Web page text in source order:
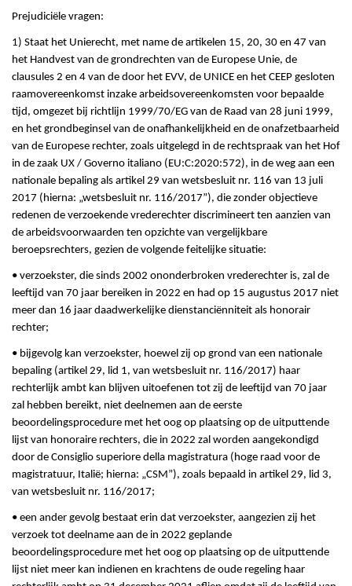
Prejudiciële vragen:
1) Staat het Unierecht, met name de artikelen 15, 20, 30 en 47 van
het Handvest van de grondrechten van de Europese Unie, de
clausules 2 en 4 van de door het EVV, de UNICE en het CEEP gesloten
raamovereenkomst inzake arbeidsovereenkomsten voor bepaalde
tijd, omgezet bij richtlijn 1999/70/EG van de Raad van 28 juni 1999,
en het grondbeginsel van de onafhankelijkheid en de onafzetbaarheid
van de Europese rechter, zoals uitgelegd in de rechtspraak van het Hof
in de zaak UX / Governo italiano (EU:C:2020:572), in de weg aan een
nationale bepaling als artikel 29 van wetsbesluit nr. 116 van 13 juli
2017 (hierna: „wetsbesluit nr. 116/2017”), die zonder objectieve
redenen de verzoekende vrederechter discrimineert ten aanzien van
de arbeidsvoorwaarden ten opzichte van vergelijkbare
beroepsrechters, gezien de volgende feitelijke situatie:
• verzoekster, die sinds 2002 ononderbroken vrederechter is, zal de
leeftijd van 70 jaar bereiken in 2022 en had op 15 augustus 2017 niet
meer dan 16 jaar daadwerkelijke dienstanciënniteit als honorair
rechter;
• bijgevolg kan verzoekster, hoewel zij op grond van een nationale
bepaling (artikel 29, lid 1, van wetsbesluit nr. 116/2017) haar
rechterlijk ambt kan blijven uitoefenen tot zij de leeftijd van 70 jaar
zal hebben bereikt, niet deelnemen aan de eerste
beoordelingsprocedure met het oog op plaatsing op de uitputtende
lijst van honoraire rechters, die in 2022 zal worden aangekondigd
door de Consiglio superiore della magistratura (hoge raad voor de
magistratuur, Italië; hierna: „CSM”), zoals bepaald in artikel 29, lid 3,
van wetsbesluit nr. 116/2017;
• een ander gevolg bestaat erin dat verzoekster, aangezien zij het
verzoek tot deelname aan de in 2022 geplande
beoordelingsprocedure met het oog op plaatsing op de uitputtende
lijst niet meer kan indienen en krachtens de oude regeling haar